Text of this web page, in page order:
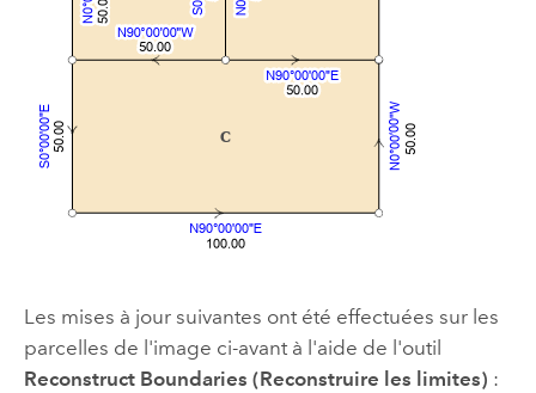
Les mises à jour suivantes ont été effectuées sur les
parcelles de l'image ci-avant à l'aide de l'outil
Reconstruct Boundaries (Reconstruire les limites) :